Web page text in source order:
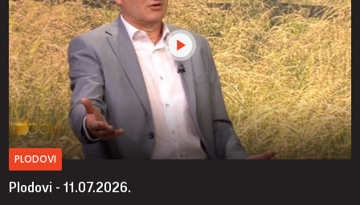
PLODOVI
Plodovi - 11.07.2026.